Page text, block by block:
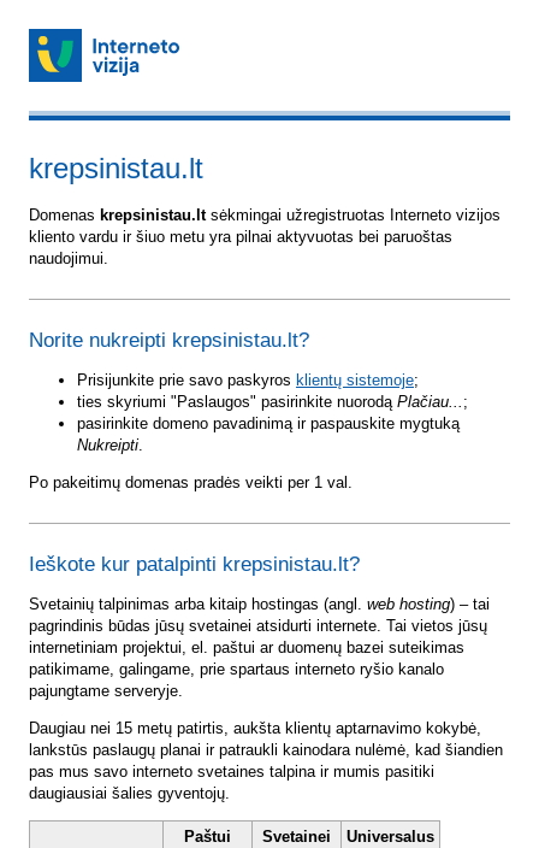
krepsinistau.lt
Domenas krepsinistau.ltsėkmingai užregistruotas Interneto vizijos
kliento vardu ir šiuo metu yra pilnai aktyvuotas bei paruoštas
naudojimui.
Norite nukreipti krepsinistau.lt?
Prisijunkite prie savo paskyros klientų sistemoje;
ties skyriumi "Paslaugos" pasirinkite nuorodą Plačiau... ;
pasirinkite domeno pavadinimą ir paspauskite mygtuką
Nukreipti.
Po pakeitimų domenas pradės veikti per 1 val.
Ieškote kur patalpinti krepsinistau.lt?
Svetainių talpinimas arba kitaip hostingas (angl. web hosting) – tai
pagrindinis būdas jūsų svetainei atsidurti internete. Tai vietos jūsų
internetiniam projektui, el. paštui ar duomenų bazei suteikimas
patikimame, galingame, prie spartaus interneto ryšio kanalo
pajungtame serveryje.
Daugiau nei 15 metų patirtis, aukšta klientų aptarnavimo kokybė,
lankstūs paslaugų planai ir patraukli kainodara nulėmė, kad šiandien
pas mus savo interneto svetaines talpina ir mumis pasitiki
daugiausiai šalies gyventojų.
Paštui Svetainei
Universalus